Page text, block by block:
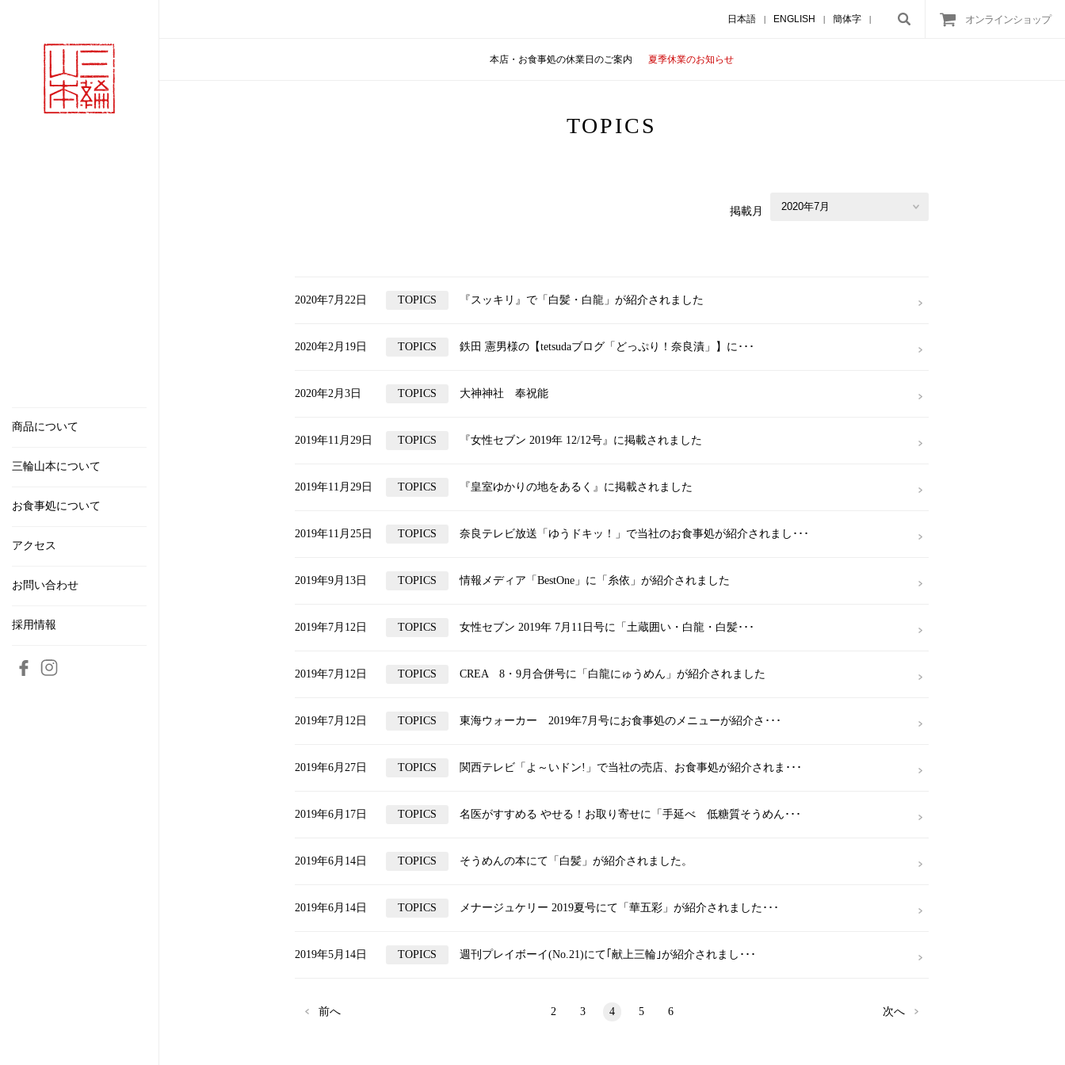
商品について
三輪山本について
お食事処について
アクセス
お問い合わせ
採用情報
オンラインショップ
日本語 | ENGLISH | 簡体字 |
本店・お食事処の休業日のご案内 夏季休業のお知らせ
TOPICS
掲載月
2020年7月22日 TOPICS 『スッキリ』で「白髪・白龍」が紹介されました
2020年2月19日 TOPICS 鉄田 憲男様の【tetsudaブログ「どっぷり！奈良漬」】に･･･
2020年2月3日 TOPICS 大神神社 奉祝能
2019年11月29日 TOPICS 『女性セブン 2019年 12/12号』に掲載されました
2019年11月29日 TOPICS 『皇室ゆかりの地をあるく』に掲載されました
2019年11月25日 TOPICS 奈良テレビ放送「ゆうドキッ！」で当社のお食事処が紹介されまし･･･
2019年9月13日 TOPICS 情報メディア「BestOne」に「糸依」が紹介されました
2019年7月12日 TOPICS 女性セブン 2019年 7月11日号に「土蔵囲い・白龍・白髪･･･
2019年7月12日 TOPICS CREA 8・9月合併号に「白龍にゅうめん」が紹介されました
2019年7月12日 TOPICS 東海ウォーカー 2019年7月号にお食事処のメニューが紹介さ･･･
2019年6月27日 TOPICS 関西テレビ「よ～いドン!」で当社の売店、お食事処が紹介されま･･･
2019年6月17日 TOPICS 名医がすすめる やせる！お取り寄せに「手延べ 低糖質そうめん･･･
2019年6月14日 TOPICS そうめんの本にて「白髪」が紹介されました。
2019年6月14日 TOPICS メナージュケリー 2019夏号にて「華五彩」が紹介されました･･･
2019年5月14日 TOPICS 週刊プレイボーイ(No.21)にて｢献上三輪｣が紹介されまし･･･
前へ 2 3 4 5 6 次へ